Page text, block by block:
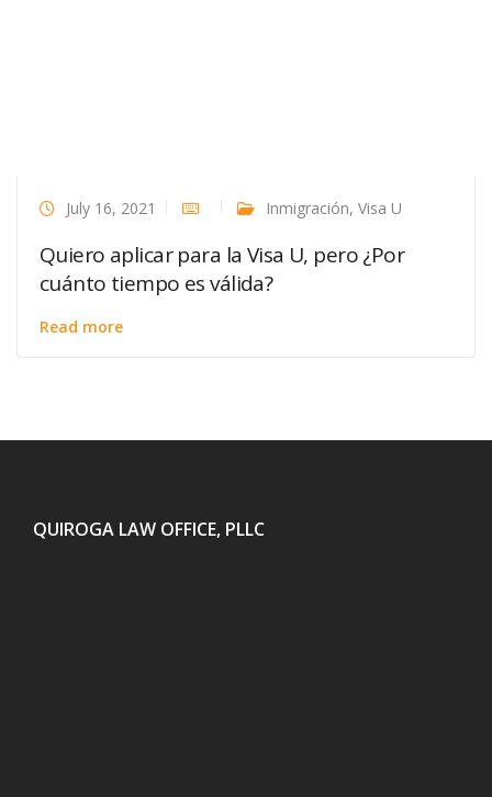
July 16, 2021 Inmigración, Visa U
Quiero aplicar para la Visa U, pero ¿Por
cuánto tiempo es válida?
Read more
QUIROGA LAW OFFICE, PLLC